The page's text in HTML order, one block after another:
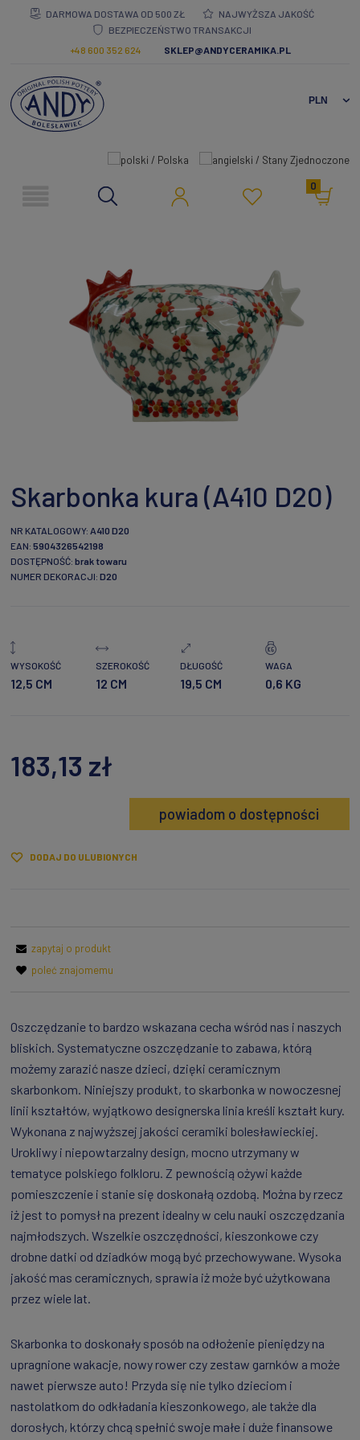
DARMOWA DOSTAWA OD 500 ZŁ
NAJWYŻSZA JAKOŚĆ
BEZPIECZEŃSTWO TRANSAKCJI
+48 600 352 624
SKLEP@ANDYCERAMIKA.PL
0
Skarbonka kura (A410 D20)
NR KATALOGOWY: A410 D20
EAN: 5904326542198
DOSTĘPNOŚĆ: brak towaru
NUMER DEKORACJI: D20
WYSOKOŚĆ
12,5 CM
SZEROKOŚĆ
12 CM
DŁUGOŚĆ
19,5 CM
WAGA
0,6 KG
183,13 zł
powiadom o dostępności
DODAJ DO ULUBIONYCH
zapytaj o produkt
poleć znajomemu
Oszczędzanie to bardzo wskazana cecha wśród nas i naszych
bliskich. Systematyczne oszczędzanie to zabawa, którą
możemy zarazić nasze dzieci, dzięki ceramicznym
skarbonkom. Niniejszy produkt, to skarbonka w nowoczesnej
linii kształtów, wyjątkowo designerska linia kreśli kształt kury.
Wykonana z najwyższej jakości ceramiki bolesławieckiej.
Urokliwy i niepowtarzalny design, mocno utrzymany w
tematyce polskiego folkloru. Z pewnością ożywi każde
pomieszczenie i stanie się doskonałą ozdobą. Można by rzecz
iż jest to pomysł na prezent idealny w celu nauki oszczędzania
najmłodszych. Wszelkie oszczędności, kieszonkowe czy
drobne datki od dziadków mogą być przechowywane. Wysoka
jakość mas ceramicznych, sprawia iż może być użytkowana
przez wiele lat.
Skarbonka to doskonały sposób na odłożenie pieniędzy na
upragnione wakacje, nowy rower czy zestaw garnków a może
nawet pierwsze auto! Przyda się nie tylko dzieciom i
nastolatkom do odkładania kieszonkowego, ale także dla
dorosłych, którzy chcą spełnić swoje małe i duże finansowe